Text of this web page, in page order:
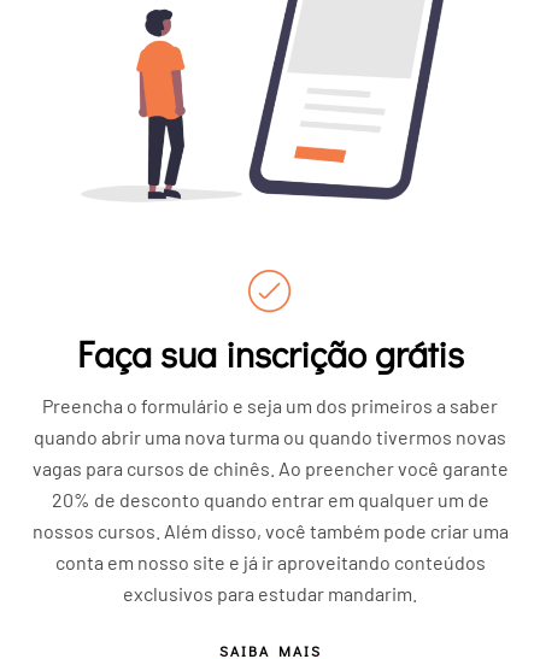
Faça sua inscrição grátis
Preencha o formulário e seja um dos primeiros a saber
quando abrir uma nova turma ou quando tivermos novas
vagas para cursos de chinês. Ao preencher você garante
20% de desconto quando entrar em qualquer um de
nossos cursos. Além disso, você também pode criar uma
conta em nosso site e já ir aproveitando conteúdos
exclusivos para estudar mandarim.
SAIBA MAIS